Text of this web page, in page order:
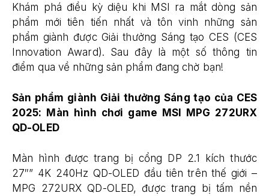
Khám phá điều kỳ diệu khi MSI ra mắt dòng sản
phẩm mới tiên tiến nhất và tôn vinh những sản
phẩm giành được Giải thưởng Sáng tạo CES (CES
Innovation Award). Sau đây là một số thông tin
điểm qua về những sản phẩm đang chờ bạn!
Sản phẩm giành Giải thưởng Sáng tạo của CES
2025: Màn hình chơi game MSI MPG 272URX
QD-OLED
Màn hình được trang bị cổng DP 2.1 kích thước
27″” 4K 240Hz QD-OLED đầu tiên trên thế giới –
MPG 272URX QD-OLED, được trang bị tấm nền